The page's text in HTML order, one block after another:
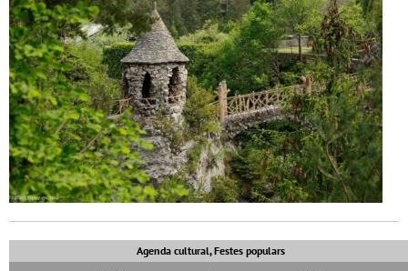
Agenda cultural, Festes populars